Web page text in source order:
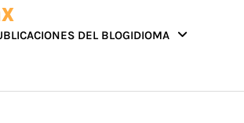
DEL BLOGIDIOMA